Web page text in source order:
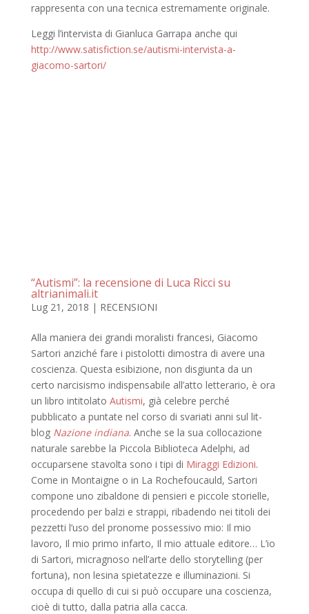
rappresenta con una tecnica estremamente originale.
Leggi l’intervista di Gianluca Garrapa anche qui
http://www.satisfiction.se/autismi-intervista-a-
giacomo-sartori/
“Autismi”: la recensione di Luca Ricci su
altrianimali.it
Lug 21, 2018 | RECENSIONI
Alla maniera dei grandi moralisti francesi, Giacomo
Sartori anziché fare i pistolotti dimostra di avere una
coscienza. Questa esibizione, non disgiunta da un
certo narcisismo indispensabile all’atto letterario, è ora
un libro intitolato Autismi, già celebre perché
pubblicato a puntate nel corso di svariati anni sul lit-
blog Nazione indiana. Anche se la sua collocazione
naturale sarebbe la Piccola Biblioteca Adelphi, ad
occuparsene stavolta sono i tipi di Miraggi Edizioni.
Come in Montaigne o in La Rochefoucauld, Sartori
compone uno zibaldone di pensieri e piccole storielle,
procedendo per balzi e strappi, ribadendo nei titoli dei
pezzetti l’uso del pronome possessivo mio: Il mio
lavoro, Il mio primo infarto, Il mio attuale editore… L’io
di Sartori, micragnoso nell’arte dello storytelling (per
fortuna), non lesina spietatezze e illuminazioni. Si
occupa di quello di cui si può occupare una coscienza,
cioè di tutto, dalla patria alla cacca.